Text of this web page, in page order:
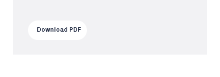
Download PDF